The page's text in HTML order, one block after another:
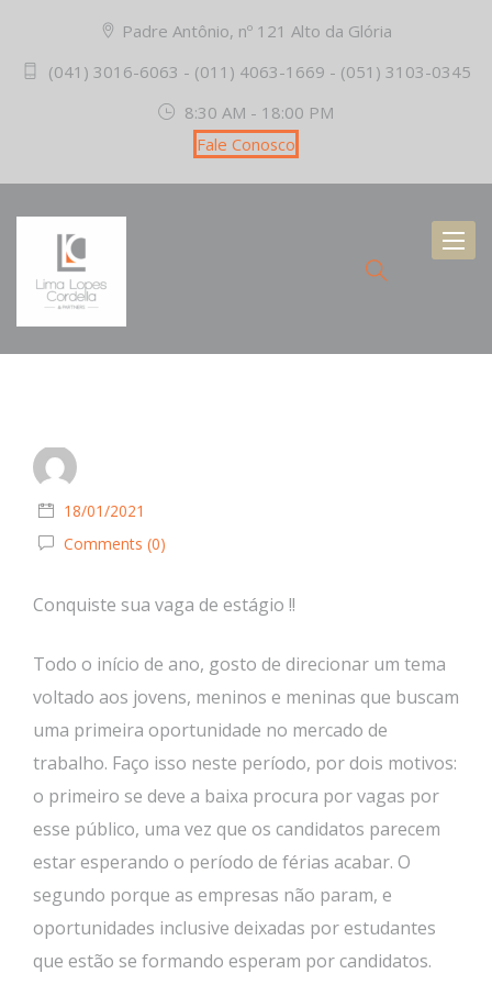
Padre Antônio, nº 121 Alto da Glória
(041) 3016-6063 - (011) 4063-1669 - (051) 3103-0345
8:30 AM - 18:00 PM
Fale Conosco
18/01/2021
Comments (0)
Conquiste sua vaga de estágio !!
Todo o início de ano, gosto de direcionar um tema
voltado aos jovens, meninos e meninas que buscam
uma primeira oportunidade no mercado de
trabalho. Faço isso neste período, por dois motivos:
o primeiro se deve a baixa procura por vagas por
esse público, uma vez que os candidatos parecem
estar esperando o período de férias acabar. O
segundo porque as empresas não param, e
oportunidades inclusive deixadas por estudantes
que estão se formando esperam por candidatos.